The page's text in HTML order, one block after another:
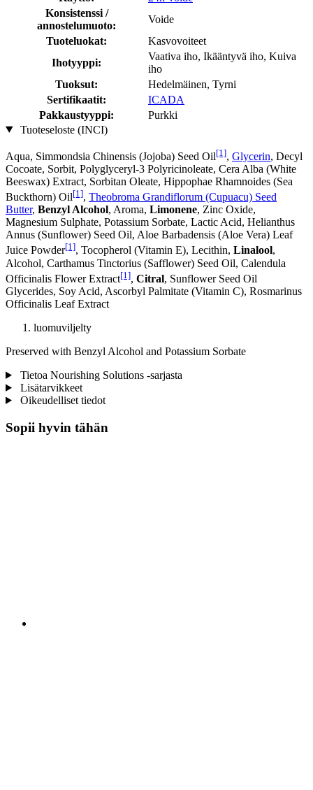
Konsistenssi /
annostelumuoto:
Voide
Tuoteluokat:
Kasvovoiteet
Ihotyyppi:
Vaativa iho, Ikääntyvä iho, Kuiva
iho
Tuoksut:
Hedelmäinen, Tyrni
Sertifikaatit:
ICADA
Pakkaustyyppi:
Purkki
Tuoteseloste (INCI)
Aqua, Simmondsia Chinensis (Jojoba) Seed Oil[1], Glycerin, Decyl
Cocoate, Sorbit, Polyglyceryl-3 Polyricinoleate, Cera Alba (White
Beeswax) Extract, Sorbitan Oleate, Hippophae Rhamnoides (Sea
Buckthorn) Oil[1], Theobroma Grandiflorum (Cupuacu) Seed
Butter, Benzyl Alcohol, Aroma, Limonene, Zinc Oxide,
Magnesium Sulphate, Potassium Sorbate, Lactic Acid, Helianthus
Annus (Sunflower) Seed Oil, Aloe Barbadensis (Aloe Vera) Leaf
Juice Powder[1], Tocopherol (Vitamin E), Lecithin, Linalool,
Alcohol, Carthamus Tinctorius (Safflower) Seed Oil, Calendula
Officinalis Flower Extract[1], Citral, Sunflower Seed Oil
Glycerides, Soy Acid, Ascorbyl Palmitate (Vitamin C), Rosmarinus
Officinalis Leaf Extract
luomuviljelty
Preserved with Benzyl Alcohol and Potassium Sorbate
Tietoa Nourishing Solutions -sarjasta
Lisätarvikkeet
Oikeudelliset tiedot
Sopii hyvin tähän